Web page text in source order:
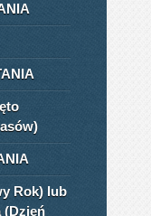
Rok) lub
(Dzień